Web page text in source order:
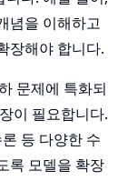
념을 이해하고
장해야 합니다.
문제에 특화되
이 필요합니다.
등 다양한 수
록 모델을 확장